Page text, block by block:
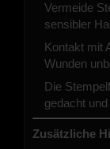
Vermeide
sensibler
Kontakt mit
Wunden
Die
gedacht
Zusätzliche